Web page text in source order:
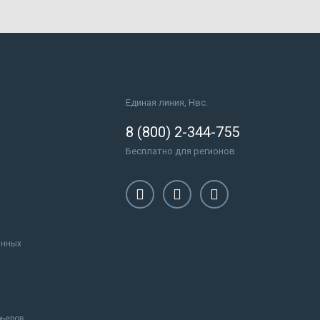
Единая линия, Нвс.
8 (800) 2-344-755
Бесплатно для регионов